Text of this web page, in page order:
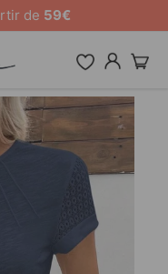
[CODE: 26MY10]